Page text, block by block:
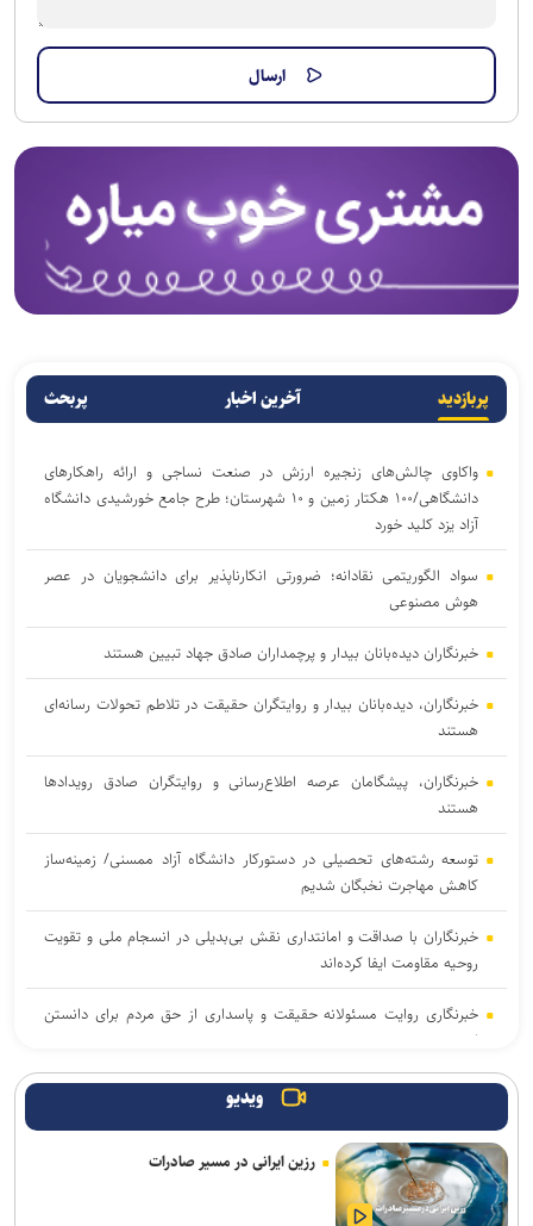
پربازدید آخرین اخبار پربحث
واکاوی چالش‌های زنجیره ارزش در صنعت نساجی و ارائه راهکارهای
دانشگاهی/۱۰۰ هکتار زمین و ۱۰ شهرستان؛ طرح جامع خورشیدی دانشگاه
آزاد یزد کلید خورد
سواد الگوریتمی نقادانه؛ ضرورتی انکارناپذیر برای دانشجویان در عصر
هوش مصنوعی
خبرنگاران دیده‌بانان بیدار و پرچمداران صادق جهاد تبیین هستند
خبرنگاران، دیده‌بانان بیدار و روایتگران حقیقت در تلاطم تحولات رسانه‌ای
هستند
خبرنگاران، پیشگامان عرصه اطلاع‌رسانی و روایتگران صادق رویداد‌ها
هستند
توسعه رشته‌های تحصیلی در دستورکار دانشگاه آزاد ممسنی/ زمینه‌ساز
کاهش مهاجرت نخبگان شدیم
خبرنگاران با صداقت و امانتداری نقش بی‌بدیلی در انسجام ملی و تقویت
روحیه مقاومت ایفا کرده‌اند
خبرنگاری روایت مسئولانه حقیقت و پاسداری از حق مردم برای دانستن
است
«روز خبرنگار» پاسداشت کسانی است که برای اعتلای آگاهی عمومی از
خبرنگاران با انعکاس اخبار و مطالبات حقیقی به رشد فرهنگ عمومی و
دستیابی مردم به حقوق‌شان کمک می‌کنند
ویدیو
رزین ایرانی در مسیر صادرات